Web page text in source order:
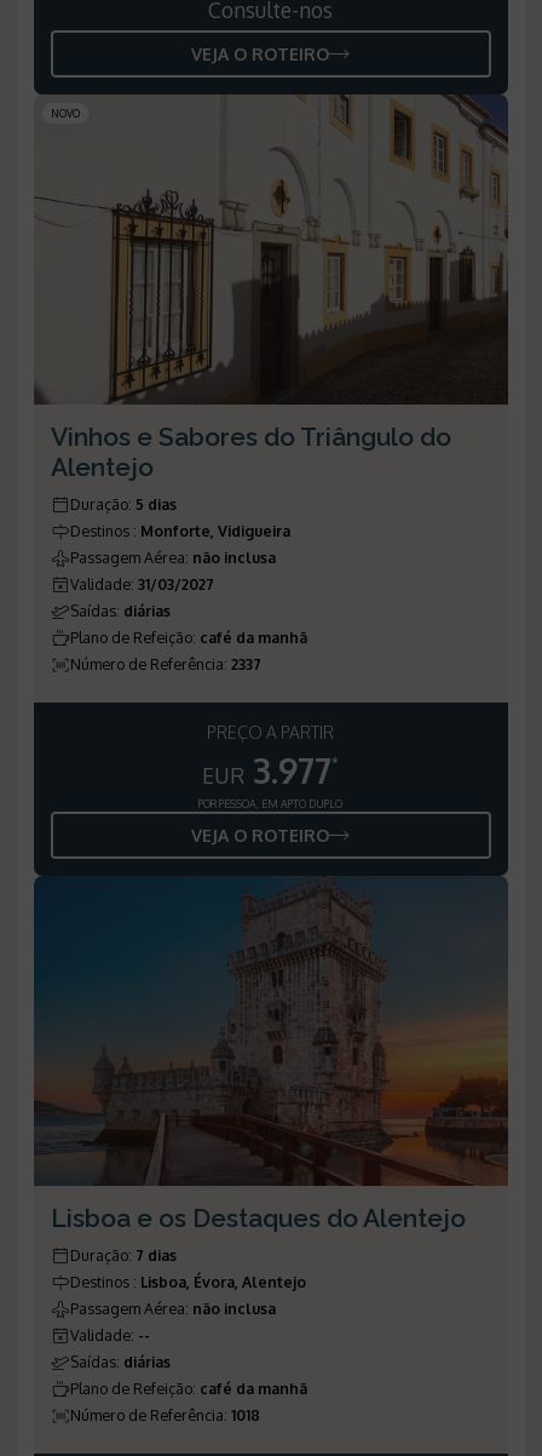
Consulte-nos
VEJA O ROTEIRO
NOVO
Vinhos e Sabores do Triângulo do
Alentejo
Duração: 5 dias
Destinos : Monforte, Vidigueira
Passagem Aérea: não inclusa
Validade: 31/03/2027
Saídas: diárias
Plano de Refeição: café da manhã
Número de Referência: 2337
PREÇO A PARTIR
EUR 3.977*
POR PESSOA, EM APTO DUPLO
VEJA O ROTEIRO
Lisboa e os Destaques do Alentejo
Duração: 7 dias
Destinos : Lisboa, Évora, Alentejo
Passagem Aérea: não inclusa
Validade: --
Saídas: diárias
Plano de Refeição: café da manhã
Número de Referência: 1018